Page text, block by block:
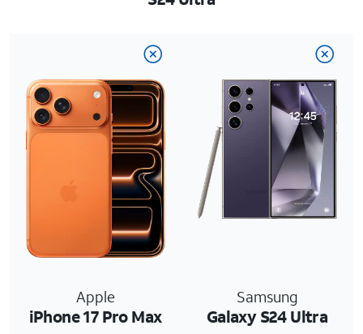
Apple
iPhone 17 Pro Max
Samsung
Galaxy S24 Ultra